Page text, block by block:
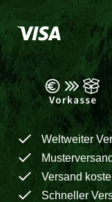
Weltweiter
Musterversand
Versand
Schneller